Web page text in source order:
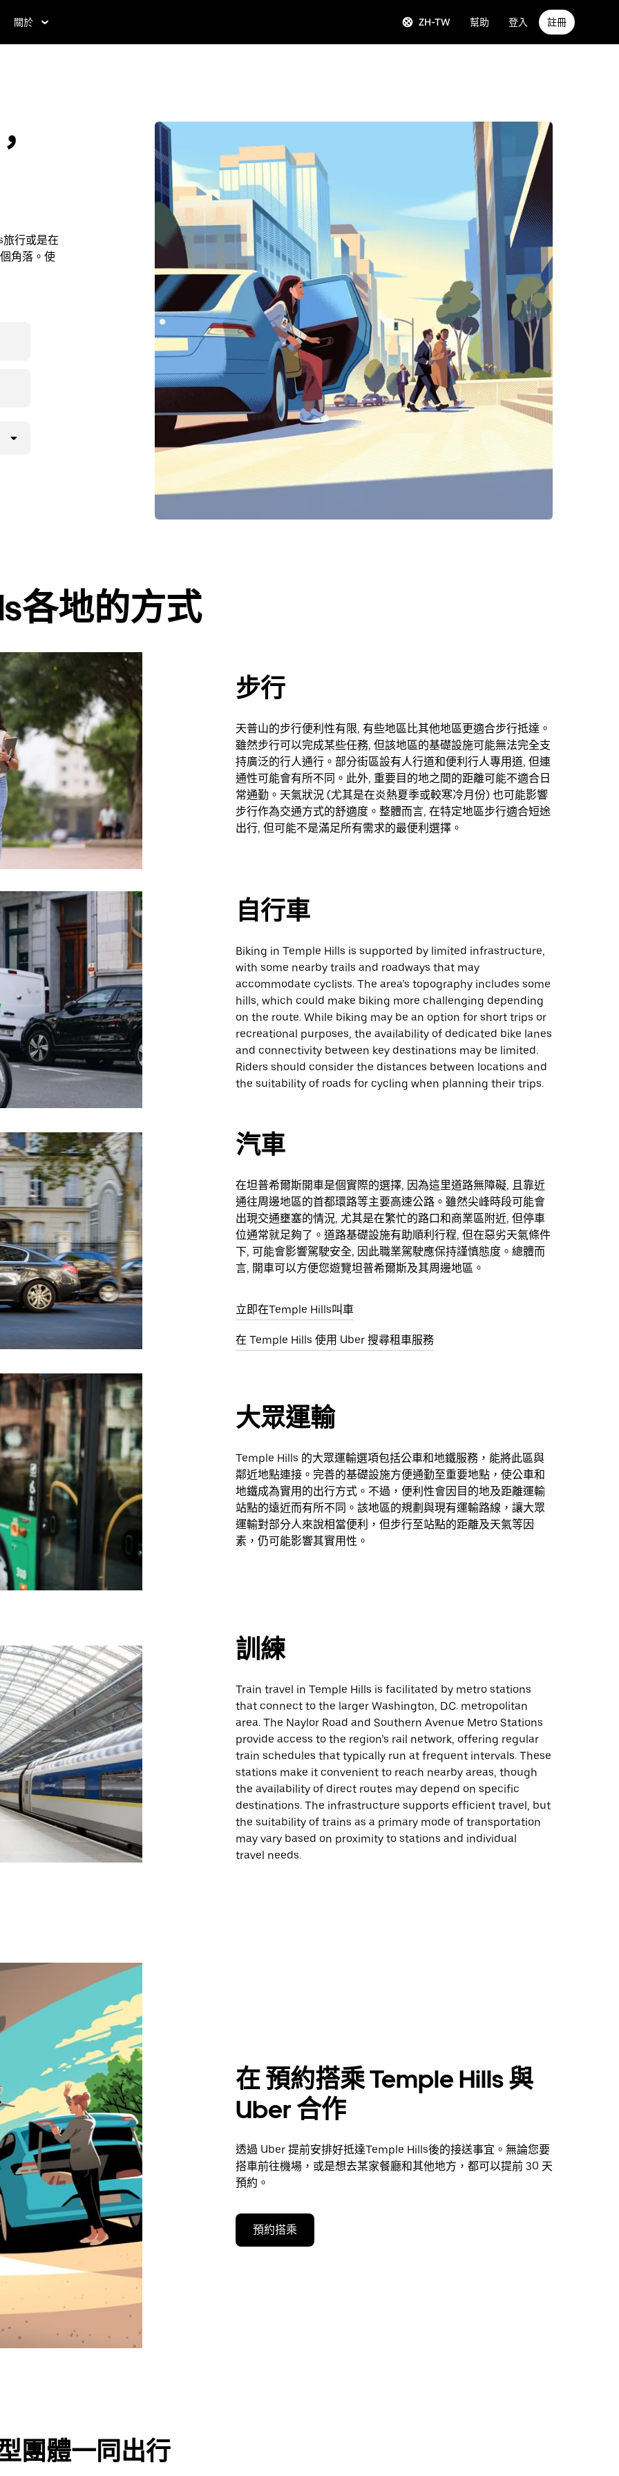
關於 ZH-TW 幫助 登入 註冊
行或是在
角落。使
各地的方式
步行
天普山的步行便利性有限, 有些地區比其他地區更適合步行抵達。
雖然步行可以完成某些任務, 但該地區的基礎設施可能無法完全支
持廣泛的行人通行。部分街區設有人行道和便利行人專用道, 但連
通性可能會有所不同。此外, 重要目的地之間的距離可能不適合日
常通勤。天氣狀況 (尤其是在炎熱夏季或較寒冷月份) 也可能影響
步行作為交通方式的舒適度。整體而言, 在特定地區步行適合短途
出行, 但可能不是滿足所有需求的最便利選擇。
自行車
Biking in Temple Hills is supported by limited infrastructure,
with some nearby trails and roadways that may
accommodate cyclists. The area’s topography includes some
hills, which could make biking more challenging depending
on the route. While biking may be an option for short trips or
recreational purposes, the availability of dedicated bike lanes
and connectivity between key destinations may be limited.
Riders should consider the distances between locations and
the suitability of roads for cycling when planning their trips.
汽車
在坦普希爾斯開車是個實際的選擇, 因為這里道路無障礙, 且靠近
通往周邊地區的首都環路等主要高速公路。雖然尖峰時段可能會
出現交通壅塞的情況, 尤其是在繁忙的路口和商業區附近, 但停車
位通常就足夠了。道路基礎設施有助順利行程, 但在惡劣天氣條件
下, 可能會影響駕駛安全, 因此職業駕駛應保持謹慎態度。總體而
言, 開車可以方便您遊覽坦普希爾斯及其周邊地區。
立即在Temple Hills叫車
在 Temple Hills 使用 Uber 搜尋租車服務
大眾運輸
Temple Hills 的大眾運輸選項包括公車和地鐵服務，能將此區與
鄰近地點連接。完善的基礎設施方便通勤至重要地點，使公車和
地鐵成為實用的出行方式。不過，便利性會因目的地及距離運輸
站點的遠近而有所不同。該地區的規劃與現有運輸路線，讓大眾
運輸對部分人來說相當便利，但步行至站點的距離及天氣等因
素，仍可能影響其實用性。
訓練
Train travel in Temple Hills is facilitated by metro stations
that connect to the larger Washington, D.C. metropolitan
area. The Naylor Road and Southern Avenue Metro Stations
provide access to the region’s rail network, offering regular
train schedules that typically run at frequent intervals. These
stations make it convenient to reach nearby areas, though
the availability of direct routes may depend on specific
destinations. The infrastructure supports efficient travel, but
the suitability of trains as a primary mode of transportation
may vary based on proximity to stations and individual
travel needs.
在 預約搭乘 Temple Hills 與
Uber 合作
透過 Uber 提前安排好抵達Temple Hills後的接送事宜。無論您要
搭車前往機場，或是想去某家餐廳和其他地方，都可以提前 30 天
預約。
預約搭乘
團體一同出行